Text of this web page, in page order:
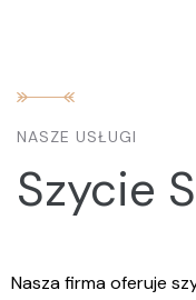
NASZE USŁUGI
Szycie
Nasza firma oferuje